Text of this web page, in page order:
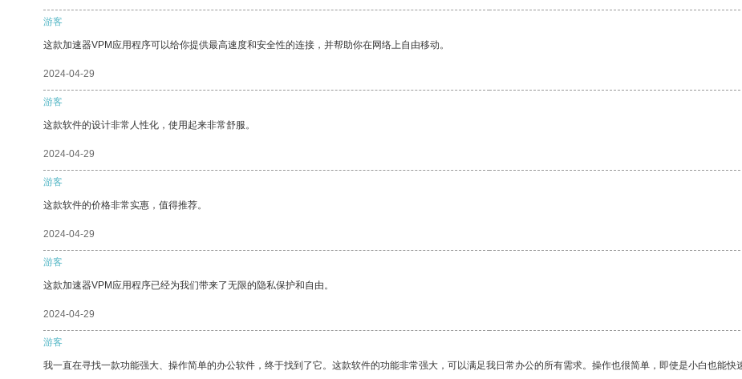
游客
这款加速器VPM应用程序可以给你提供最高速度和安全性的连接，并帮助你在网络上自由移动。
2024-04-29
游客
这款软件的设计非常人性化，使用起来非常舒服。
2024-04-29
游客
这款软件的价格非常实惠，值得推荐。
2024-04-29
游客
这款加速器VPM应用程序已经为我们带来了无限的隐私保护和自由。
2024-04-29
游客
我一直在寻找一款功能强大、操作简单的办公软件，终于找到了它。这款软件的功能非常强大，可以满足我日常办公的所有需求。操作也很简单，即使是小白也能快